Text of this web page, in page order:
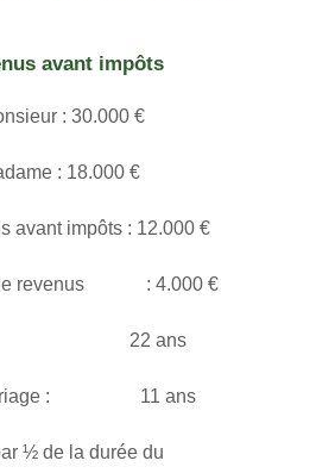
avant impôts
: 30.000 €
: 18.000 €
avant impôts : 12.000 €
de revenus : 4.000 €
: 22 ans
mariage : 11 ans
½ de la durée du